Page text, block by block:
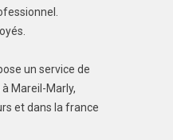
un service de
Mareil-Marly,
et dans la france